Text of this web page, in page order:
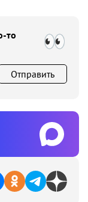
то
Отправить